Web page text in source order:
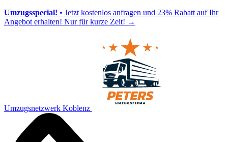
Umzugsspecial! • Jetzt kostenlos anfragen und 23% Rabatt auf Ihr
Angebot erhalten! Nur für kurze Zeit! →
Umzugsnetzwerk Koblenz